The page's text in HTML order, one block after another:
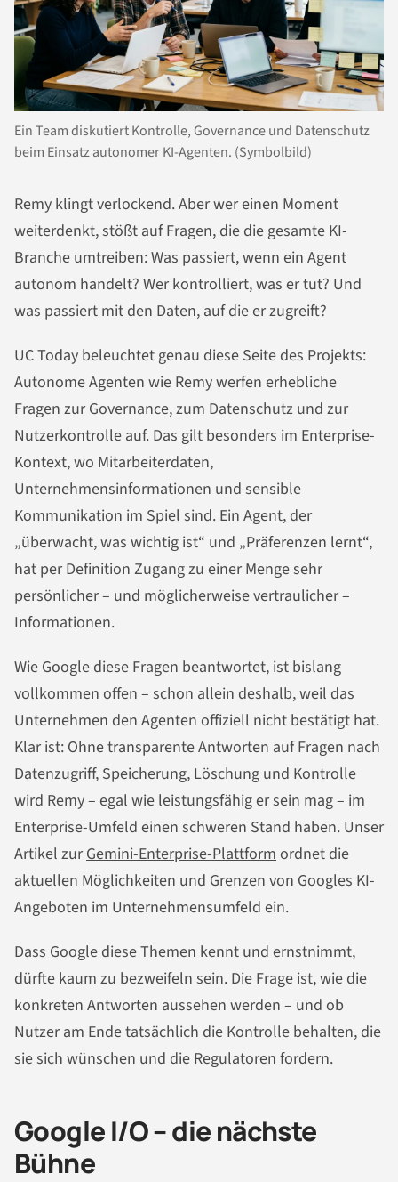
Ein Team diskutiert Kontrolle, Governance und Datenschutz
beim Einsatz autonomer KI-Agenten. (Symbolbild)
Remy klingt verlockend. Aber wer einen Moment
weiterdenkt, stößt auf Fragen, die die gesamte KI-
Branche umtreiben: Was passiert, wenn ein Agent
autonom handelt? Wer kontrolliert, was er tut? Und
was passiert mit den Daten, auf die er zugreift?
UC Today beleuchtet genau diese Seite des Projekts:
Autonome Agenten wie Remy werfen erhebliche
Fragen zur Governance, zum Datenschutz und zur
Nutzerkontrolle auf. Das gilt besonders im Enterprise-
Kontext, wo Mitarbeiterdaten,
Unternehmensinformationen und sensible
Kommunikation im Spiel sind. Ein Agent, der
„überwacht, was wichtig ist“ und „Präferenzen lernt“,
hat per Definition Zugang zu einer Menge sehr
persönlicher – und möglicherweise vertraulicher –
Informationen.
Wie Google diese Fragen beantwortet, ist bislang
vollkommen offen – schon allein deshalb, weil das
Unternehmen den Agenten offiziell nicht bestätigt hat.
Klar ist: Ohne transparente Antworten auf Fragen nach
Datenzugriff, Speicherung, Löschung und Kontrolle
wird Remy – egal wie leistungsfähig er sein mag – im
Enterprise-Umfeld einen schweren Stand haben. Unser
Artikel zurGemini-Enterprise-Plattform ordnet die
aktuellen Möglichkeiten und Grenzen von Googles KI-
Angeboten im Unternehmensumfeld ein.
Dass Google diese Themen kennt und ernstnimmt,
dürfte kaum zu bezweifeln sein. Die Frage ist, wie die
konkreten Antworten aussehen werden – und ob
Nutzer am Ende tatsächlich die Kontrolle behalten, die
sie sich wünschen und die Regulatoren fordern.
Google I/O – die nächste
Bühne